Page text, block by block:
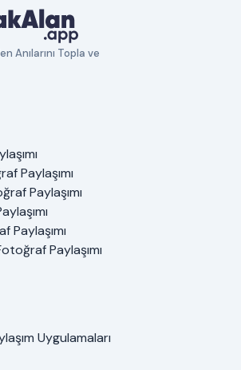
Anılarını Topla ve
Paylaşımı
Paylaşımı
Paylaşımı
Paylaşımı
Uygulamaları